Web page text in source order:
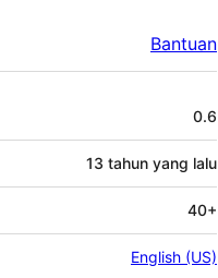
Bantuan
0.6
13 tahun yang lalu
40+
English (US)